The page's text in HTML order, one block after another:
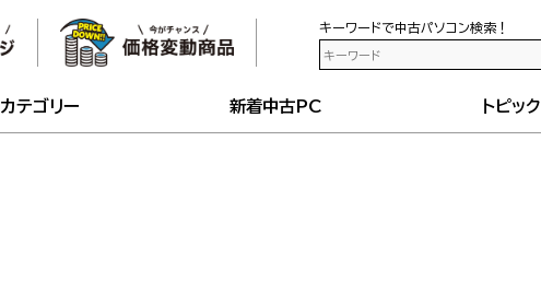
キーワードで中古パソコン検索！
カテゴリー 新着中古PC トピック